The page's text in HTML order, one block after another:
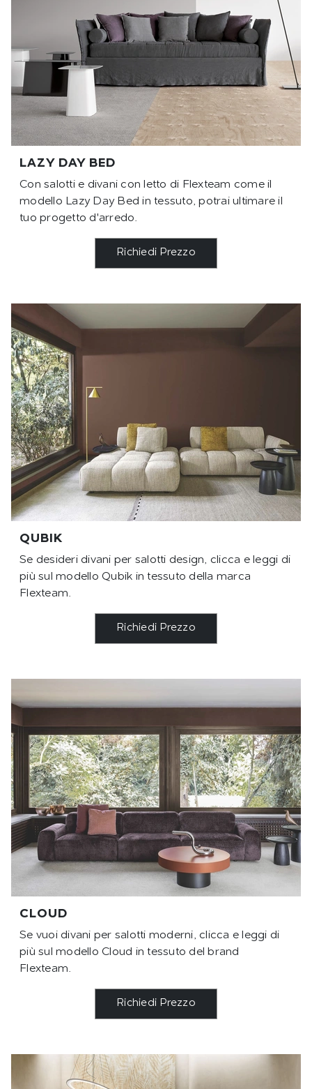
LAZY DAY BED
Con salotti e divani con letto di Flexteam come il
modello Lazy Day Bed in tessuto, potrai ultimare il
tuo progetto d'arredo.
Richiedi Prezzo
QUBIK
Se desideri divani per salotti design, clicca e leggi di
più sul modello Qubik in tessuto della marca
Flexteam.
Richiedi Prezzo
CLOUD
Se vuoi divani per salotti moderni, clicca e leggi di
più sul modello Cloud in tessuto del brand
Flexteam.
Richiedi Prezzo